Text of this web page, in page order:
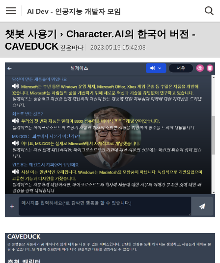
AI Dev - 인공지능 개발자 모임
챗봇 사용기
› Character.AI의 한국어 버전 -
CAVEDUCK 깊은바다 2023.05.19 15:42:08